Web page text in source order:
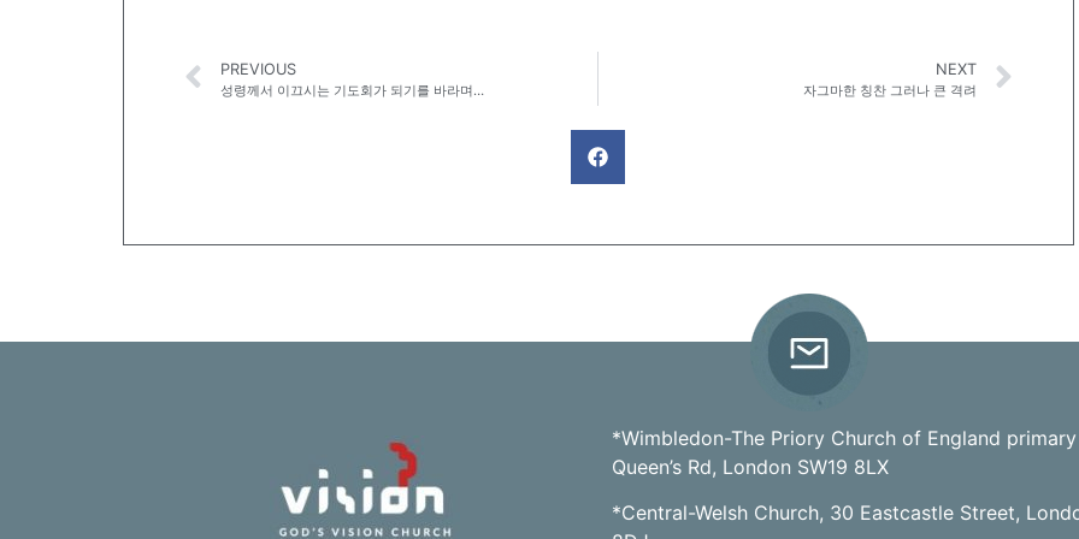
PREVIOUS
성령께서 이끄시는 기도회가 되기를 바라며…
NEXT
자그마한 칭찬 그러나 큰 격려
*Wimbledon-The Priory Church of England
Queen’s Rd, London SW19 8LX
*Central-Welsh Church, 30 Eastcastle Street,